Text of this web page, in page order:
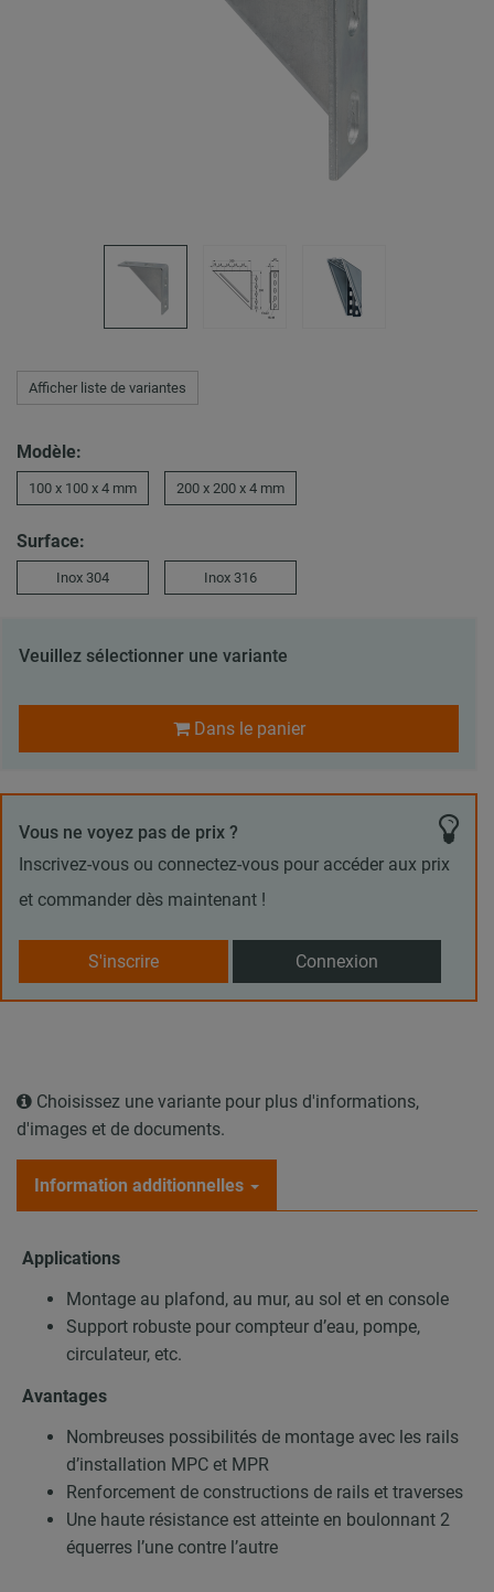
Afficher liste de variantes
Modèle:
100 x 100 x 4 mm 200 x 200 x 4 mm
Surface:
Inox 304 Inox 316
Veuillez sélectionner une variante
Dans le panier
Vous ne voyez pas de prix ?
Inscrivez-vous ou connectez-vous pour accéder aux prix
et commander dès maintenant !
S'inscrire Connexion
Choisissez une variante pour plus d'informations,
d'images et de documents.
Information additionnelles
Applications
Montage au plafond, au mur, au sol et en console
Support robuste pour compteur d’eau, pompe,
circulateur, etc.
Avantages
Nombreuses possibilités de montage avec les rails
d’installation MPC et MPR
Renforcement de constructions de rails et traverses
Une haute résistance est atteinte en boulonnant 2
équerres l’une contre l’autre